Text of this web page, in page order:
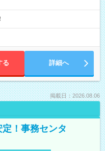
る 詳細へ
掲載日：2026.08.06
定！事務センタ